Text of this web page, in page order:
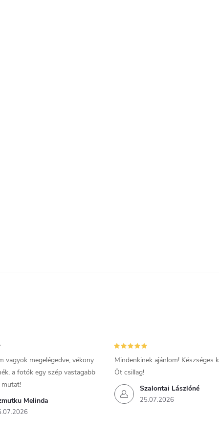
Melinda
vagyok megelégedve, vékony
a fotók egy szép vastagabb
Szalontai Lászlóné
25.07.2026
Mindenkinek ajánlom! Készséges
Öt csillag!